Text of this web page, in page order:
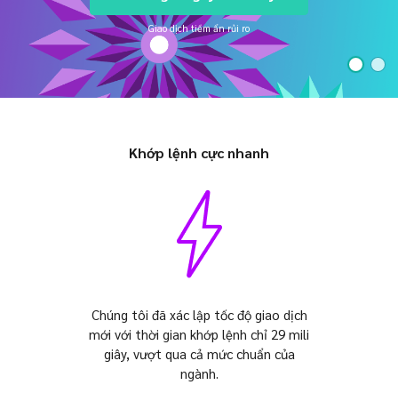
ETF thực
Zero Account
MỚI
Axiory App
Hướng dẫn cài đặt cTrader
Tính minh bạch và an toàn
Giải thưởng toàn cầu
Tài liệu pháp lý
Câu hỏi thường gặp
Liên hệ với chúng tôi
English
Русский
日本語 Mở tài khoản thực
Thử tài khoản demo
Giao dịch tiềm ẩn rủi ro
Khớp lệnh cực nhanh
Chúng tôi đã xác lập tốc độ giao dịch
mới với thời gian khớp lệnh chỉ 29 mili
giây, vượt qua cả mức chuẩn của
ngành.